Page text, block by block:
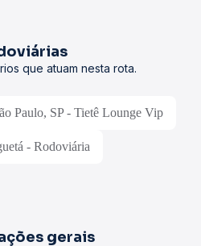
que atuam nesta rota.
Paulo, SP - Tietê Lounge Vip
- Rodoviária
gerais